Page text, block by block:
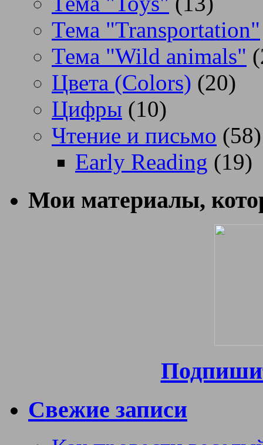
Тема "Transportation"
Тема "Wild animals"
Цвета (Colors) (20)
Цифры (10)
Чтение и письмо (58)
Early Reading (19)
Мои материалы,
Свежие записи